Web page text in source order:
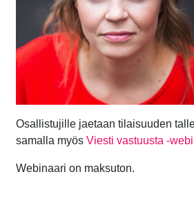
Osallistujille jaetaan tilaisuuden
samalla myös Viesti vastuusta -
Webinaari on maksuton.